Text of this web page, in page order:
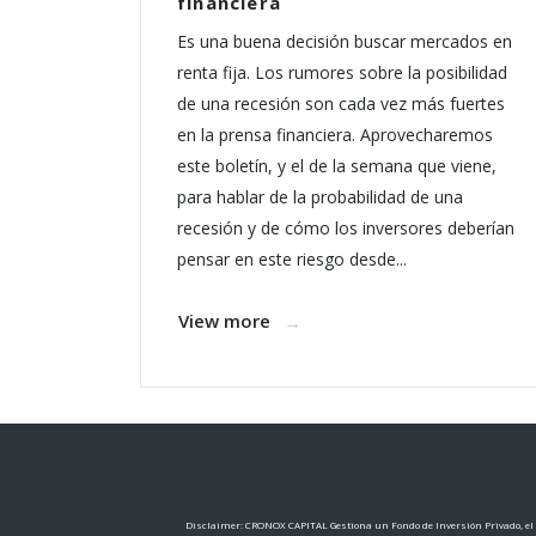
Es una buena decisión buscar mercados en
renta fija. Los rumores sobre la posibilidad
de una recesión son cada vez más fuertes
en la prensa financiera. Aprovecharemos
este boletín, y el de la semana que viene,
para hablar de la probabilidad de una
recesión y de cómo los inversores deberían
pensar en este riesgo desde...
View more
Disclaimer: CRONOX CAPITAL Gestiona un Fondo de Inversión